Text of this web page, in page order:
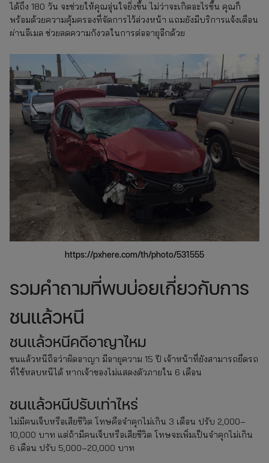
ได้ถึง 180 วัน จะช่วยให้คุณอุ่นใจยิ่งขึ้น ไม่ว่าจะเกิดอะไรขึ้น คุณก็
พร้อมด้วยความคุ้มครองที่จัดการไว้ล่วงหน้า แถมยังมีบริการแจ้งเตือน
ผ่านอีเมล ช่วยลดความกังวลในการต่ออายุอีกด้วย
https://pxhere.com/th/photo/531555
รวมคำถามที่พบบ่อยเกี่ยวกับการ
ชนแล้วหนี
ชนแล้วหนีคดีอาญาไหม
ชนแล้วหนีถือว่าผิดอาญา มีอายุความ 15 ปี เจ้าหน้าที่ยังสามารถยึดรถ
ที่ใช้หลบหนีได้ หากเจ้าของไม่แสดงตัวภายใน 6 เดือน
ชนแล้วหนีปรับเท่าไหร่
ไม่มีคนเจ็บหรือเสียชีวิต โทษคือจำคุกไม่เกิน 3 เดือน ปรับ 2,000–
10,000 บาท แต่ถ้ามีคนเจ็บหรือเสียชีวิต โทษจะเพิ่มเป็นจำคุกไม่เกิน
6 เดือน ปรับ 5,000–20,000 บาท